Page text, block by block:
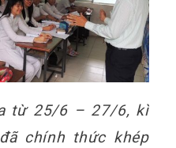
từ 25/6 – 27/6, kì
chính thức khép